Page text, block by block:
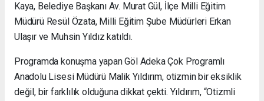
Kaya, Belediye Başkanı Av. Murat Gül, İlçe Milli Eğitim
Müdürü Resül Özata, Milli Eğitim Şube Müdürleri Erkan
Ulaşır ve Muhsin Yıldız katıldı.
Programda konuşma yapan Göl Adeka Çok Programlı
Anadolu Lisesi Müdürü Malik Yıldırım, otizmin bir eksiklik
değil, bir farklılık olduğuna dikkat çekti. Yıldırım, “Otizmli